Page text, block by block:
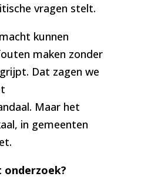
vragen stelt.
kunnen
maken zonder
Dat zagen we
Maar het
in gemeenten